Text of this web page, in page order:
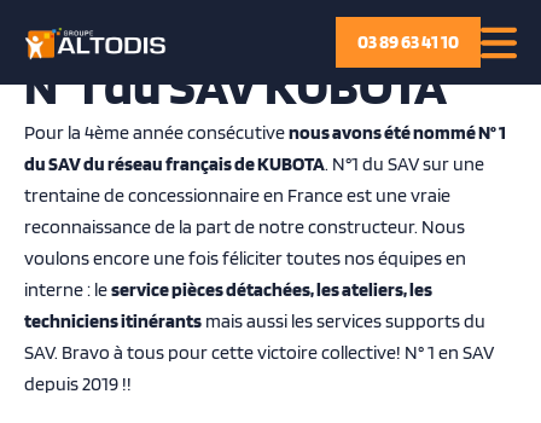
03 89 63 41 10
P
a
s
s
e
r
c
o
n
N°1 du SAV KUBOTA
Pour la 4ème année consécutivenous avons été nommé N° 1
du SAV du réseau français de KUBOTA. N°1 du SAV sur une
trentaine de concessionnaire en France est une vraie
reconnaissance de la part de notre constructeur. Nous
voulons encore une fois féliciter toutes nos équipes en
interne : leservice pièces détachées, les ateliers, les
techniciens itinérants mais aussi les services supports du
SAV. Bravo à tous pour cette victoire collective! N° 1 en SAV
depuis 2019 !!